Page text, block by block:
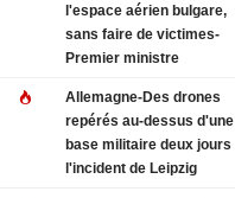
l'espace aérien bulgare,
sans faire de victimes-
Premier ministre
Allemagne-Des drones
repérés au-dessus d'une
base militaire deux jours
l'incident de Leipzig